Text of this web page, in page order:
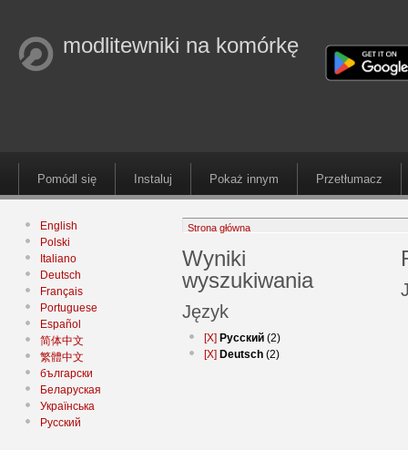
modlitewniki na komórkę
Pomódl się Instaluj Pokaż innym Przetłumacz
English
Polski
Italiano
Deutsch
Français
Portuguese
Español
简体中文
繁體中文
български
Беларуская
Українська
Русский
Strona główna
Wyniki
wyszukiwania
Język
[X] Русский (2)
[X] Deutsch (2)